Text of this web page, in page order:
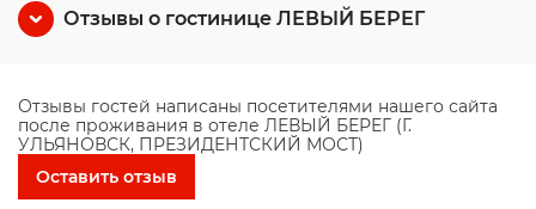
Отзывы о гостинице ЛЕВЫЙ БЕРЕГ
Отзывы гостей написаны посетителями нашего сайта
после проживания в отеле ЛЕВЫЙ БЕРЕГ (Г.
УЛЬЯНОВСК, ПРЕЗИДЕНТСКИЙ МОСТ)
Оставить отзыв